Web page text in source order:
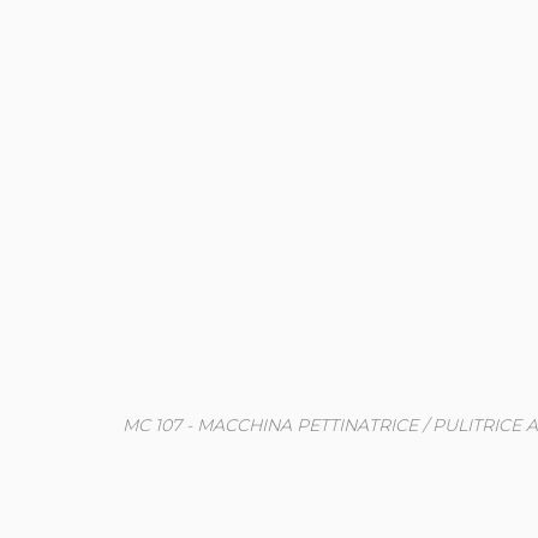
MC 107 - MACCHINA PETTINATRICE / PULITRICE